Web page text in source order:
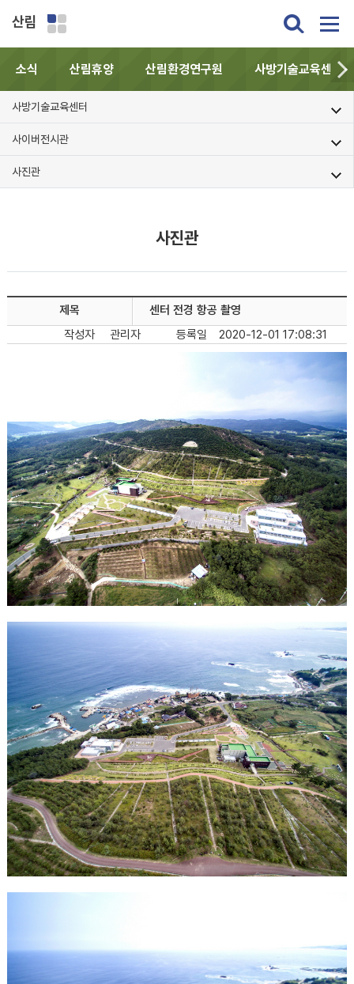
산림
소식 산림휴양 산림환경연구원 사방기술교육센터
사방기술교육센터
사이버전시관
사진관
사진관
제목
센터 전경 항공 촬영
등록일
2020-12-01 17:08:31
작성자 관리자